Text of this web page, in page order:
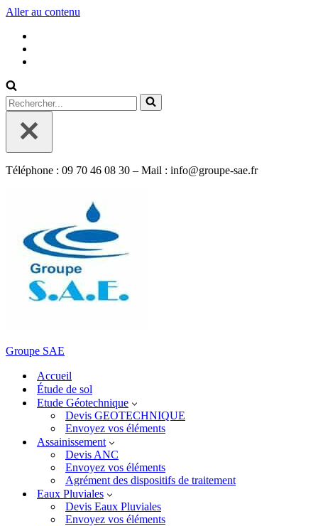
Aller au contenu
Rechercher...
Téléphone : 09 70 46 08 30 – Mail : info@groupe-sae.fr
Groupe SAE
Accueil
Étude de sol
Etude Géotechnique
Devis GEOTECHNIQUE
Envoyez vos éléments
Assainissement
Devis ANC
Envoyez vos éléments
Agrément des dispositifs de traitement
Eaux Pluviales
Devis Eaux Pluviales
Envoyez vos éléments